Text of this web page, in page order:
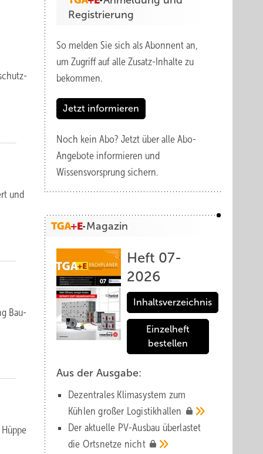
und
Bau-
Registrierung
So melden Sie sich als Abonnent an,
um Zugriff auf alle Zusatz-Inhalte zu
bekommen.
Jetzt informieren
Noch kein Abo? Jetzt über alle Abo-
Angebote informieren und
Wissensvorsprung sichern.
Magazin
Heft 07-
2026
Inhaltsverzeichnis
Einzelheft
bestellen
Aus der Ausgabe:
Dezentrales Klimasystem zum
Kühlen großer Logistik­hallen
Der aktuelle PV-Ausbau über­lastet
die Orts­netze nicht